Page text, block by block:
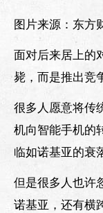
图片来源：东方
面对后来居上的
毙，而是推出竞
很多人愿意将传
机向智能手机的
临如诺基亚的衰
但是很多人也许
诺基亚，还有